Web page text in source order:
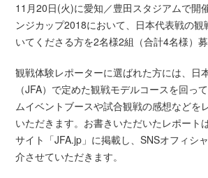
11月20日(火)に愛知／豊田スタジアムで開
ンジカップ2018において、日本代表戦の
いてくださる方を2名様2組（合計4名様）募
観戦体験レポーターに選ばれた方には、日
（JFA）で定めた観戦モデルコースを回っ
ムイベントブースや試合観戦の感想などを
いただきます。お書きいただいたレポート
サイト「JFA.jp」に掲載し、SNSオフィシ
介させていただきます。